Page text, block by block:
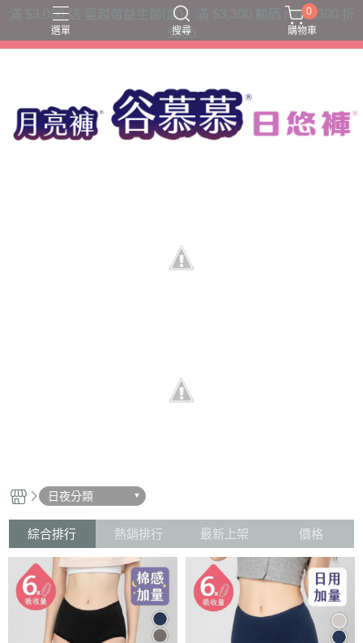
選單 搜尋
三片衛生棉吸收量 六片衛生棉吸收量 夜用款
護墊內褲
0
購物車
日夜分類
綜合排行 熱銷排行 最新上架 價格
滿 $3,000 送 蔓越莓益生菌(盒)｜滿 $3,300 輸碼 moon300 折
$300